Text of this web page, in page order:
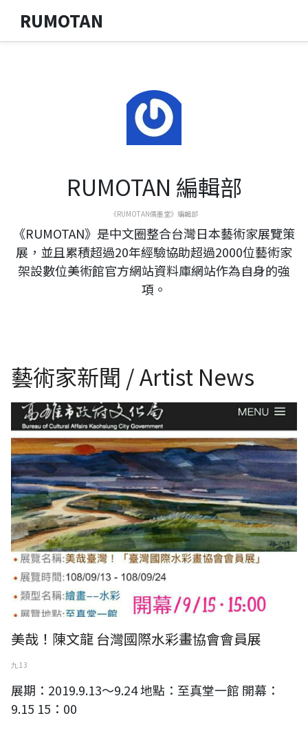
RUMOTAN
RUMOTAN 編輯部
《RUMOTAN儒墨堂》編輯部
《RUMOTAN》是中文圈整合台灣日本藝術家展覽策
展，並且累積超過20年經驗協助超過2000位藝術家
架設數位美術館官方網站資料庫網站作為自身的強
項。
藝術家新聞 / Artist News
美哉！台灣國際水彩畫協會會員展
美哉！陳文龍 台灣國際水彩畫協會會員展
九 13
展期：2019.9.13～9.24 地點：至真堂一館 開幕：
9.15 15：00